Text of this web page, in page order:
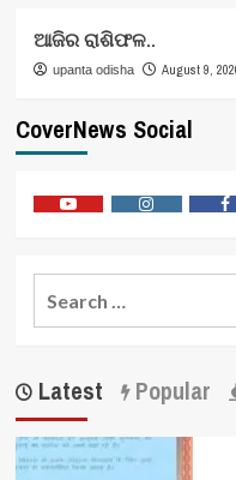
ଆଜିର ରାଶିଫଳ..
upanta odisha August 9,
CoverNews Social
Latest Popular